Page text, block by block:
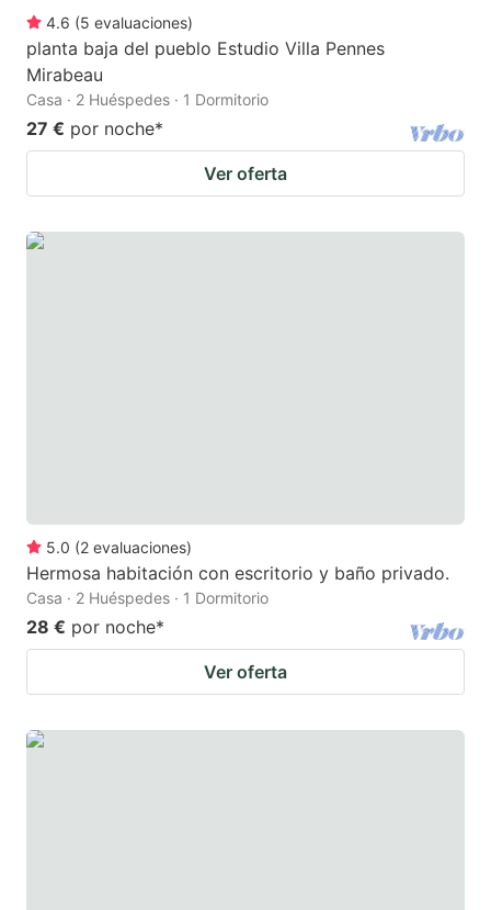
4.6 (5 evaluaciones)
planta baja del pueblo Estudio Villa Pennes
Mirabeau
Casa · 2 Huéspedes · 1 Dormitorio
27 € por noche*
Ver oferta
5.0 (2 evaluaciones)
Hermosa habitación con escritorio y baño privado.
Casa · 2 Huéspedes · 1 Dormitorio
28 € por noche*
Ver oferta